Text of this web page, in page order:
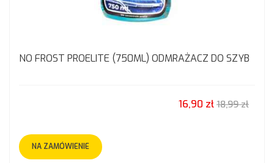
NO FROST PROELITE (750ML) ODMRAŻACZ DO SZYB
16,90 zł 18,99 zł
NA ZAMÓWIENIE